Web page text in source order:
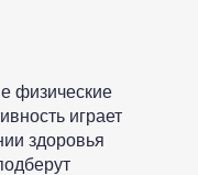
физические
играет
здоровья